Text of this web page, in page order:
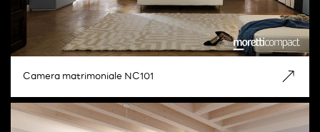
Camera matrimoniale NC101